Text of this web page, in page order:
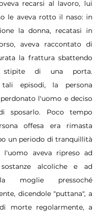
recarsi al lavoro, lui
le aveva rotto il naso: in
la donna, recatasi in
aveva raccontato di
la frattura sbattendo
di una porta.
tali episodi, la persona
l'uomo e deciso
sposarlo. Poco tempo
offesa era rimasta
un periodo di tranquillità
l'uomo aveva ripreso ad
alcoliche e ad
moglie pressoché
dicendole "puttana", a
morte regolarmente, a